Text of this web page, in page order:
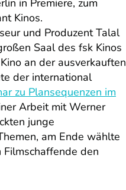
in Premiere, zum
Kinos.
und Produzent Talal
Saal des fsk Kinos
an der ausverkauften
der international
zu Plansequenzen im
Arbeit mit Werner
junge
am Ende wählte
Filmschaffende den